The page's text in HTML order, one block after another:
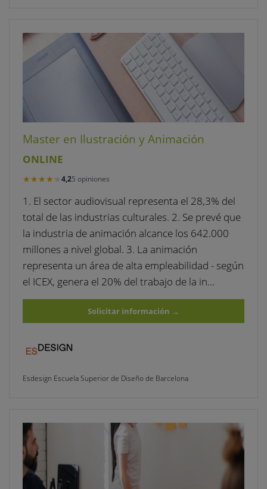
Master en Ilustración y Animación
ONLINE
★★★★★
★★★★★ 4,25 opiniones
1. El sector audiovisual representa el 28,3% del
total de las industrias culturales. 2. Se prevé que
la industria de animación alcance los 642.000
millones a nivel global. 3. La animación
representa un área de alta empleabilidad - según
el ICEX, genera el 20% del trabajo de la in…
Solicitar información →
Esdesign Escuela Superior de Diseño de Barcelona